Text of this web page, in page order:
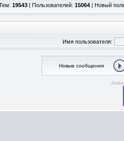
19543 | Пользователей: 15064 | Новый
Имя пользователя:
Новые сообщения